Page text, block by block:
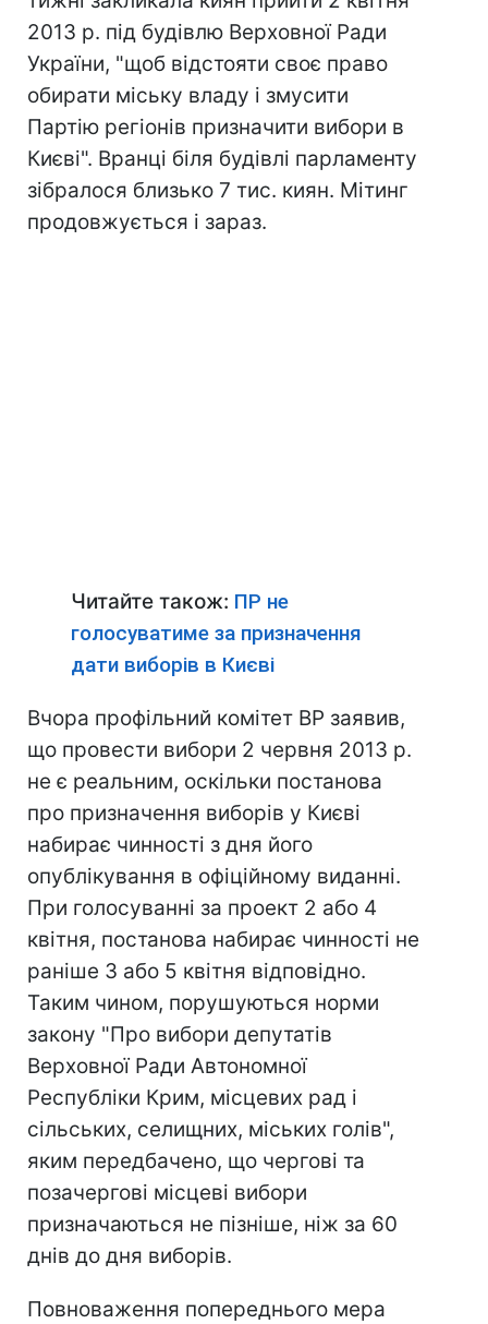
2013 р. під будівлю Верховної Ради
України, "щоб відстояти своє право
обирати міську владу і змусити
Партію регіонів призначити вибори в
Києві". Вранці біля будівлі парламенту
зібралося близько 7 тис. киян. Мітинг
продовжується і зараз.
Читайте також: ПР не
голосуватиме за призначення
дати виборів в Києві
Вчора профільний комітет ВР заявив,
що провести вибори 2 червня 2013 р.
не є реальним, оскільки постанова
про призначення виборів у Києві
набирає чинності з дня його
опублікування в офіційному виданні.
При голосуванні за проект 2 або 4
квітня, постанова набирає чинності не
раніше 3 або 5 квітня відповідно.
Таким чином, порушуються норми
закону "Про вибори депутатів
Верховної Ради Автономної
Республіки Крим, місцевих рад і
сільських, селищних, міських голів",
яким передбачено, що чергові та
позачергові місцеві вибори
призначаються не пізніше, ніж за 60
днів до дня виборів.
Повноваження попереднього мера